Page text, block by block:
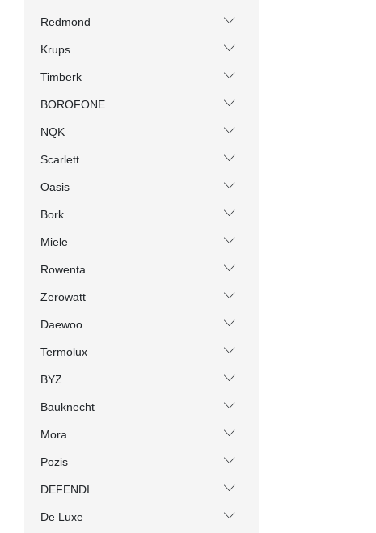
Redmond
Krups
Timberk
BOROFONE
NQK
Scarlett
Oasis
Bork
Miele
Rowenta
Zerowatt
Daewoo
Termolux
BYZ
Bauknecht
Mora
Pozis
DEFENDI
De Luxe